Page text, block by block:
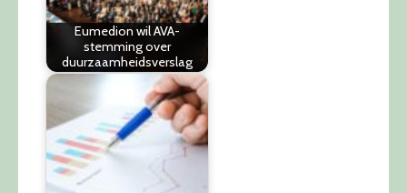
Eumedion wil AVA-
stemming over
duurzaamheidsverslag